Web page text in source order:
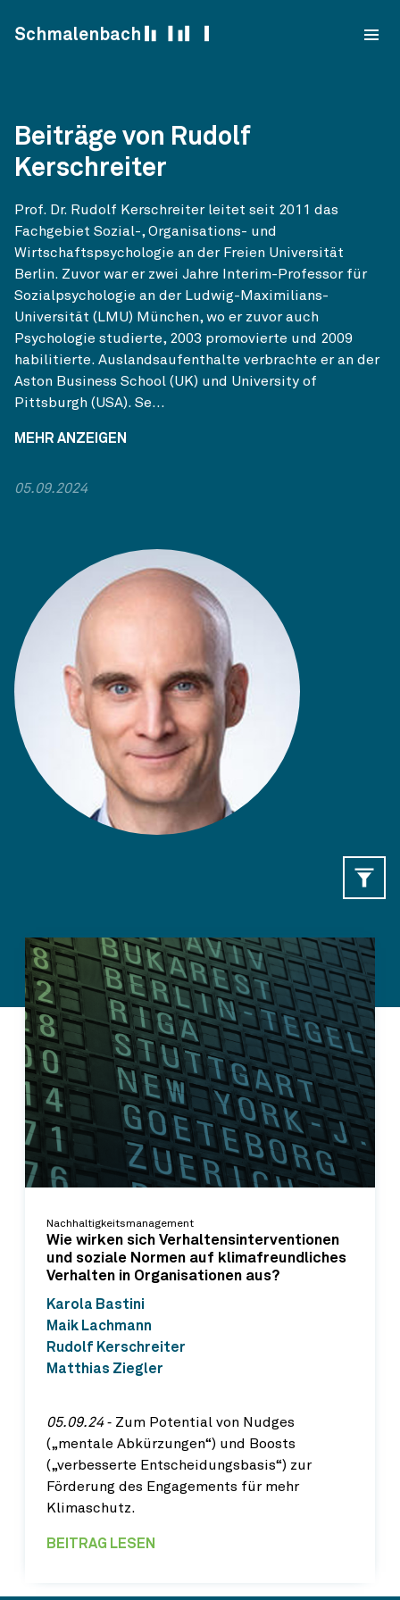
Schmalenbach
Beiträge von Rudolf
Kerschreiter
Prof. Dr. Rudolf Kerschreiter leitet seit 2011 das
Fachgebiet Sozial-, Organisations- und
Wirtschaftspsychologie an der Freien Universität
Berlin. Zuvor war er zwei Jahre Interim-Professor für
Sozialpsychologie an der Ludwig-Maximilians-
Universität (LMU) München, wo er zuvor auch
Psychologie studierte, 2003 promovierte und 2009
habilitierte. Auslandsaufenthalte verbrachte er an der
Aston Business School (UK) und University of
Pittsburgh (USA). Se...
MEHR ANZEIGEN
05.09.2024
Nachhaltigkeitsmanagement
Wie wirken sich Verhaltensinterventionen
und soziale Normen auf klimafreundliches
Verhalten in Organisationen aus?
Karola Bastini
Maik Lachmann
Rudolf Kerschreiter
Matthias Ziegler
05.09.24‐ Zum Potential von Nudges
(„mentale Abkürzungen“) und Boosts
(„verbesserte Entscheidungsbasis“) zur
Förderung des Engagements für mehr
Klimaschutz.
BEITRAG LESEN